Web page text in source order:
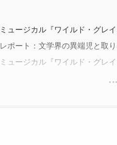
ミュージカル『ワイルド・グレ
レポート：文学界の異端児と取
ミュージカル『ワイルド・グレ